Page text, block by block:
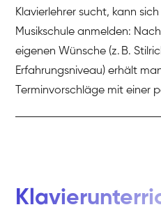
Klavierlehrer sucht, kann
Musikschule anmelden:
eigenen Wünsche (z. B.
Erfahrungsniveau) erhält
Terminvorschläge mit einer